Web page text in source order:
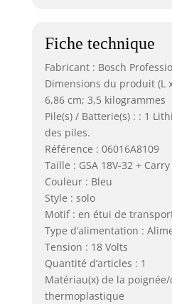
Fiche technique
Fabricant : Bosch
Dimensions du produit (L
6,86 cm; 3,5 kilogrammes
Pile(s) / Batterie(s) : : 1
des piles.
Référence : 06016A8109
Taille : GSA 18V-32 + Carry
Couleur : Bleu
Style : solo
Motif : en étui de
Type d’alimentation :
Tension : 18 Volts
Quantité d’articles : 1
Matériau(x) de la
thermoplastique